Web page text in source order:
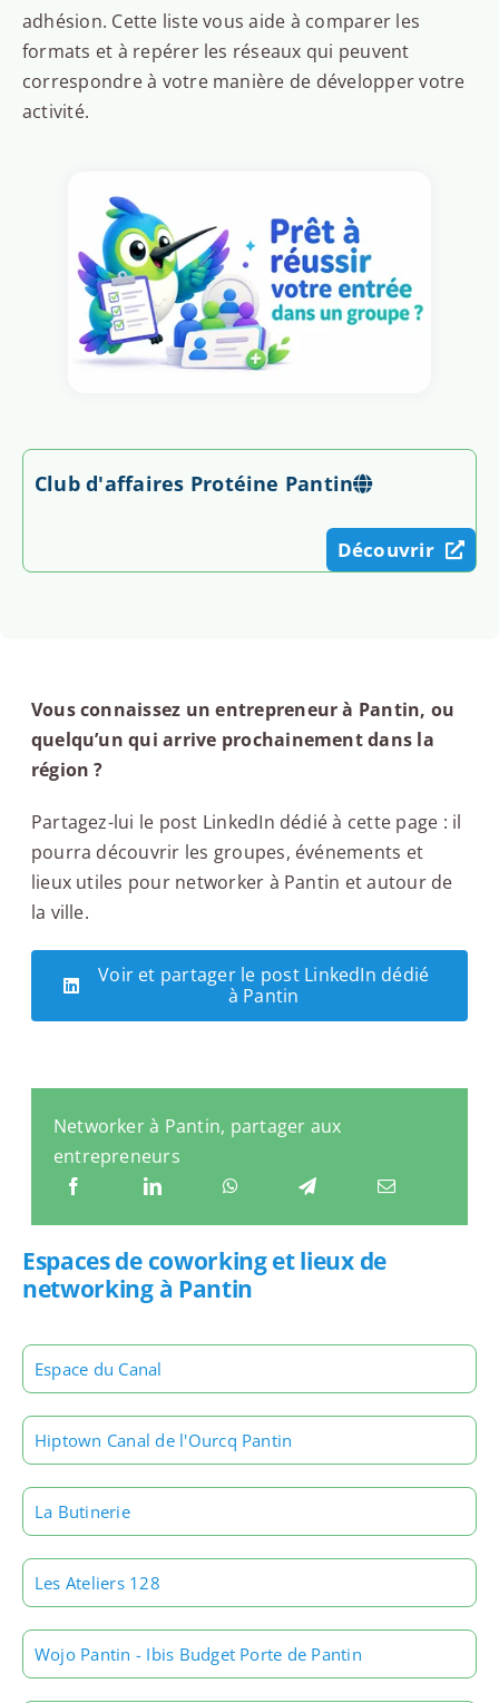
adhésion. Cette liste vous aide à comparer les
formats et à repérer les réseaux qui peuvent
correspondre à votre manière de développer votre
activité.
Club d'affaires Protéine Pantin
Découvrir
Vous connaissez un entrepreneur à Pantin, ou
quelqu’un qui arrive prochainement dans la
région ?
Partagez-lui le post LinkedIn dédié à cette page : il
pourra découvrir les groupes, événements et
lieux utiles pour networker à Pantin et autour de
la ville.
Voir et partager le post LinkedIn dédié
à Pantin
Networker à Pantin, partager aux
entrepreneurs
Espaces de coworking et lieux de
networking à Pantin
Espace du Canal
Hiptown Canal de l'Ourcq Pantin
La Butinerie
Les Ateliers 128
Wojo Pantin - Ibis Budget Porte de Pantin